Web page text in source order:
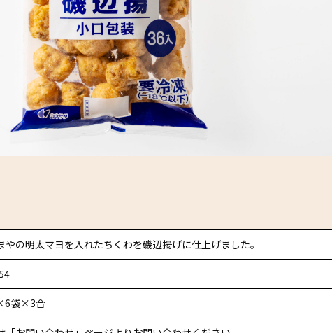
やの明太マヨを入れたちくわを磯辺揚げに仕上げました。
袋×3合